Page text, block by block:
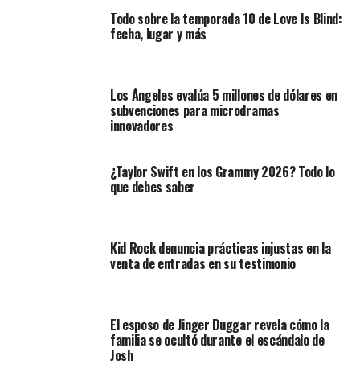
Todo sobre la temporada 10 de Love Is Blind:
fecha, lugar y más
Los Ángeles evalúa 5 millones de dólares en
subvenciones para microdramas
innovadores
¿Taylor Swift en los Grammy 2026? Todo lo
que debes saber
Kid Rock denuncia prácticas injustas en la
venta de entradas en su testimonio
El esposo de Jinger Duggar revela cómo la
familia se ocultó durante el escándalo de
Josh